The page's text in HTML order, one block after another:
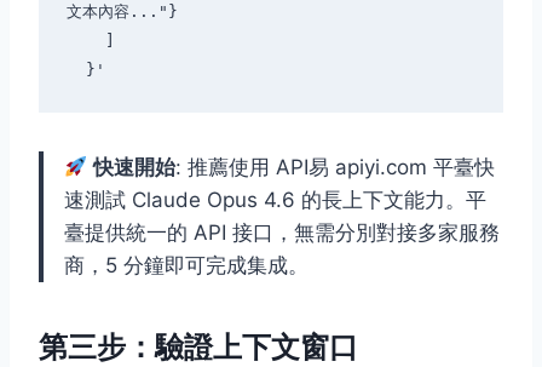
文本內容..."}
快速開始: 推薦使用 API易 apiyi.com 平臺快
速測試 Claude Opus 4.6 的長上下文能力。平
臺提供統一的 API 接口，無需分別對接多家服務
商，5 分鐘即可完成集成。
第三步：驗證上下文窗口